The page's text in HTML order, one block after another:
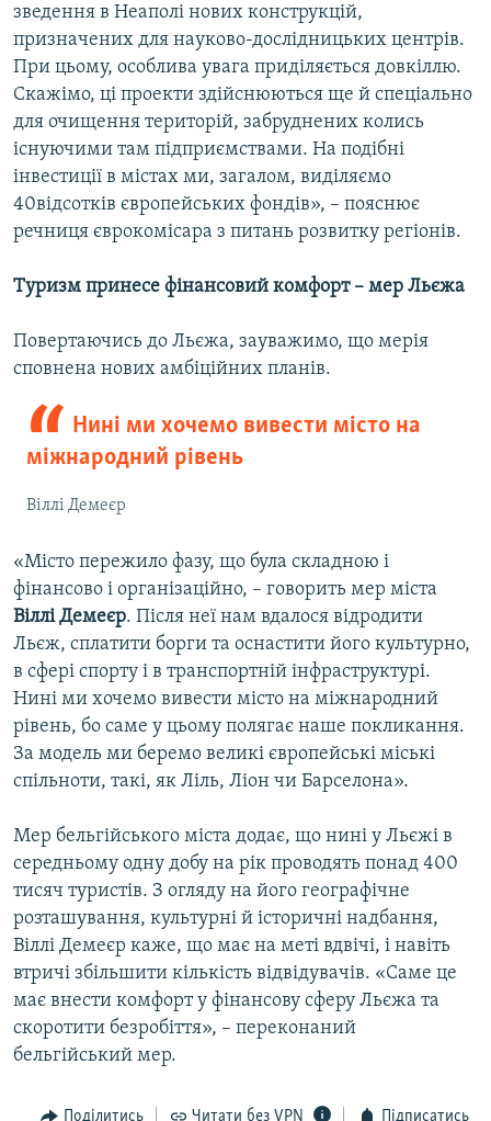
зведення в Неаполі нових конструкцій,
призначених для науково-дослідницьких центрів.
При цьому, особлива увага приділяється довкіллю.
Скажімо, ці проекти здійснюються ще й спеціально
для очищення територій, забруднених колись
існуючими там підприємствами. На подібні
інвестиції в містах ми, загалом, виділяємо
40відсотків європейських фондів», – пояснює
речниця єврокомісара з питань розвитку регіонів.
Туризм принесе фінансовий комфорт – мер Льєжа
Повертаючись до Льєжа, зауважимо, що мерія
сповнена нових амбіційних планів.
Нині ми хочемо вивести місто на
міжнародний рівень
Віллі Демеєр
«Місто пережило фазу, що була складною і
фінансово і організаційно, – говорить мер міста
Віллі Демеєр. Після неї нам вдалося відродити
Льєж, сплатити борги та оснастити його культурно,
в сфері спорту і в транспортній інфраструктурі.
Нині ми хочемо вивести місто на міжнародний
рівень, бо саме у цьому полягає наше покликання.
За модель ми беремо великі європейські міські
спільноти, такі, як Ліль, Ліон чи Барселона».
Мер бельгійського міста додає, що нині у Льєжі в
середньому одну добу на рік проводять понад 400
тисяч туристів. З огляду на його географічне
розташування, культурні й історичні надбання,
Віллі Демеєр каже, що має на меті вдвічі, і навіть
втричі збільшити кількість відвідувачів. «Саме це
має внести комфорт у фінансову сферу Льєжа та
скоротити безробіття», – переконаний
бельгійський мер.
Поділитись Читати без VPN Підписатись